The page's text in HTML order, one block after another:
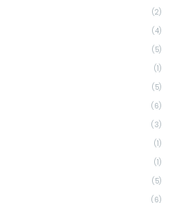
(2)
(4)
(5)
(1)
(5)
(6)
(3)
(1)
(1)
(5)
(6)